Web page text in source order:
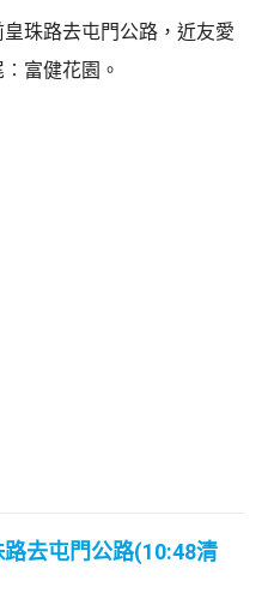
珠路去屯門公路，近友愛
富健花園。
路去屯門公路(10:48清